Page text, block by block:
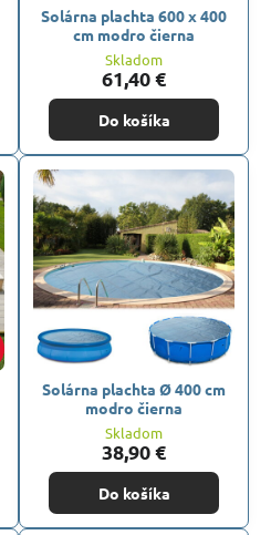
Solárna plachta 600 x 400
cm modro čierna
Skladom
61,40 €
Do košíka
Solárna plachta Ø 400 cm
modro čierna
Skladom
38,90 €
Do košíka